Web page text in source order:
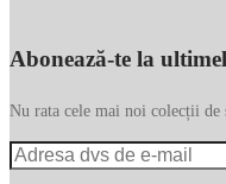
Abonează-te la
Nu rata cele mai noi colecții de